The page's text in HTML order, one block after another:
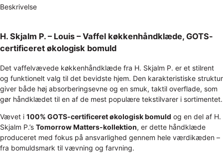
Beskrivelse
H. Skjalm P. – Louis –Vaffel køkkenhåndklæde, GOTS-
certificeret økologisk bomuld
Det vaffelvævede køkkenhåndklæde fra H. Skjalm P. er et stilrent
og funktionelt valg til det bevidste hjem. Den karakteristiske struktur
giver både høj absorberingsevne og en smuk, taktil overflade, som
gør håndklædet til en af de mest populære tekstilvarer i sortimentet.
Vævet i 100% GOTS-certificeret økologisk bomuld og en del af H.
Skjalm P.’s Tomorrow Matters-kollektion, er dette håndklæde
produceret med fokus på ansvarlighed gennem hele værdikæden –
fra bomuldsmark til vævning og farvning.